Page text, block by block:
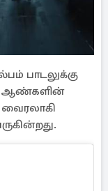
பாடலுக்கு
ஆண்களின்